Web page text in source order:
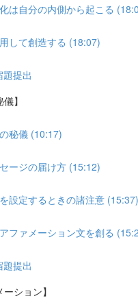
は自分の内側から起こる
して創造する (18:07)
提出
】
秘儀 (10:17)
ージの届け方 (15:12)
設定するときの諸注意 (15:37)
ファメーション文を創る
提出
ション】